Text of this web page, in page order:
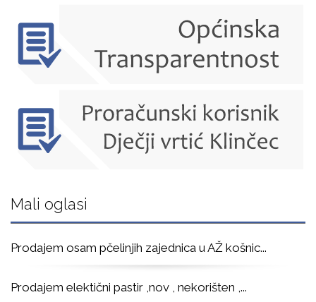
Mali oglasi
Prodajem osam pčelinjih zajednica u AŽ košnic...
Prodajem elektični pastir ,nov , nekorišten , ...